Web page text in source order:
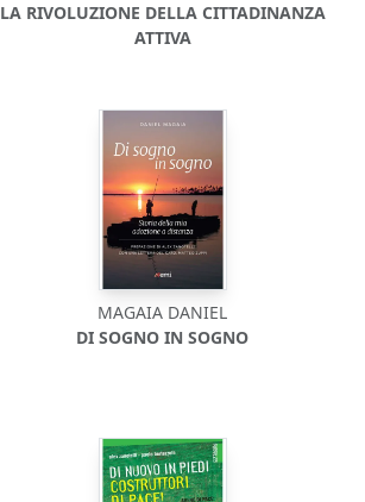
LA RIVOLUZIONE DELLA CITTADINANZA
ATTIVA
MAGAIA DANIEL
DI SOGNO IN SOGNO